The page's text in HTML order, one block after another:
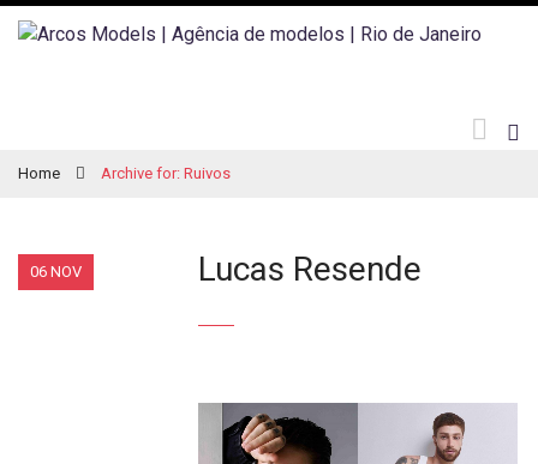
Home Archive for: Ruivos
06 NOV Lucas Resende